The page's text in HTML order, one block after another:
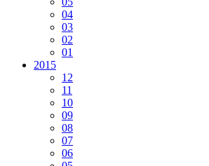
04
03
02
01
2015
12
11
10
09
08
07
06